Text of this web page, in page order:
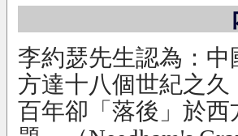
李約瑟先生認為：
方達十八個世紀之
百年卻「落後」於